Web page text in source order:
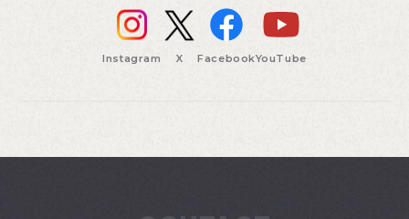
Instagram X FacebookYouTube